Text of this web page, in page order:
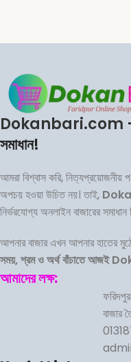
Dokanbari.com
সমাধান!
আমরা বিশ্বাস করি,
অপচয় হওয়া উচিত নয়। তাই,
নির্ভরযোগ্য অনলাইন বাজারের সমাধান
আপনার বাজার এখন আপনার হাতের
সময়, শ্রম ও অর্থ বাঁচাতে আজই
আমাদের লক্ষ:
বাজার